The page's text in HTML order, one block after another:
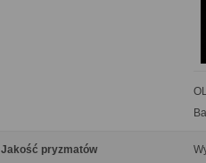
Jakość pryzmatów